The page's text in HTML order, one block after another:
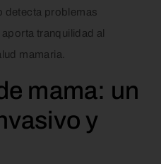
detecta problemas
tranquilidad al
mamaria.
mama: un
y